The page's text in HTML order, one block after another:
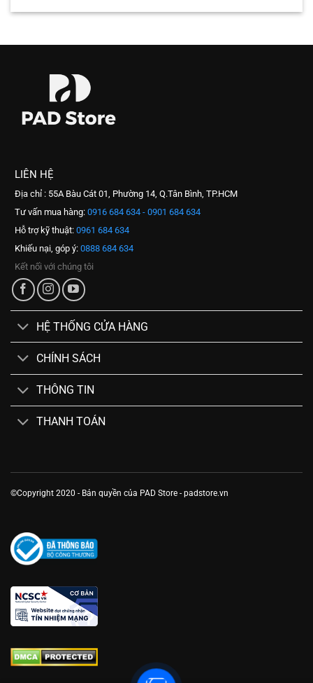
LIÊN HỆ
Địa chỉ : 55A Bàu Cát 01, Phường 14, Q.Tân Bình, TP.HCM
Tư vấn mua hàng: 0916 684 634 - 0901 684 634
Hỗ trợ kỹ thuật: 0961 684 634
Khiếu nại, góp ý: 0888 684 634
Kết nối với chúng tôi
HỆ THỐNG CỬA HÀNG
CHÍNH SÁCH
THÔNG TIN
THANH TOÁN
©Copyright 2020 - Bản quyền của PAD Store - padstore.vn